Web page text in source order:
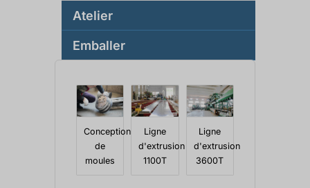
Atelier
Emballer
Conception
de
moules
Ligne
d'extrusion
1100T
Ligne
d'extrusion
3600T